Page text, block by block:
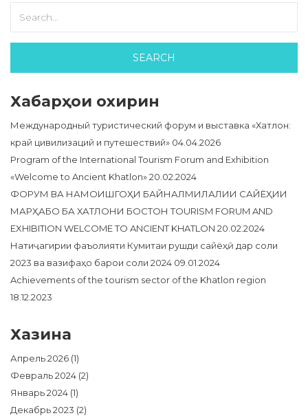
Хабарҳои охирин
Международный туристический форум и выставка «Хатлон:
край цивилизаций и путешествий» 04.04.2026
Program of the International Tourism Forum and Exhibition
«Welcome to Ancient Khatlon»20.02.2024
ФОРУМ ВА НАМОИШГОҲИ БАЙНАЛМИЛАЛИИ САЙЁҲИИ
МАРҲАБО БА ХАТЛОНИ БОСТОН TOURISM FORUM AND
EXHIBITION WELCOME TO ANCIENT KHATLON 20.02.2024
Натиҷагирии фаъолияти Кумитаи рушди сайёҳӣ дар соли
2023 ва вазифаҳо барои соли 2024 09.01.2024
Achievements of the tourism sector of the Khatlon region
18.12.2023
Хазина
Апрель 2026 (1)
Февраль 2024 (2)
Январь 2024 (1)
Декабрь 2023 (2)